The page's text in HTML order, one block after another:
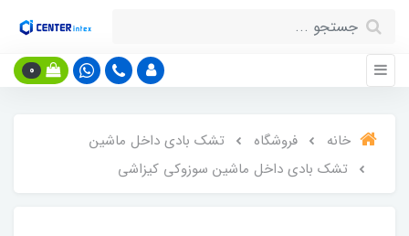
0
خانه فروشگاه
تشک بادی داخل ماشین
تشک بادی داخل ماشین سوزوکی کیزاشی